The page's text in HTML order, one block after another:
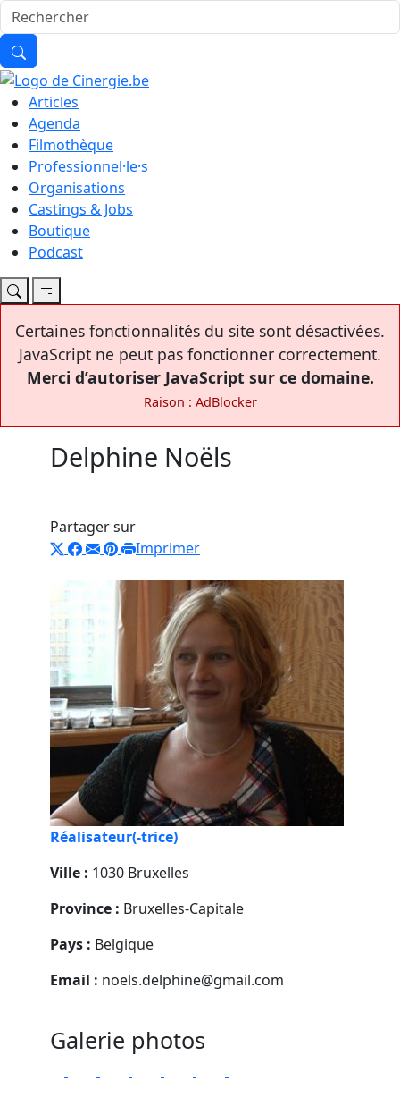
Articles
Agenda
Filmothèque
Professionnel·le·s
Organisations
Castings & Jobs
Boutique
Podcast
Certaines fonctionnalités du site sont désactivées.
JavaScript ne peut pas fonctionner correctement.
Merci d’autoriser JavaScript sur ce domaine.
Raison : AdBlocker
Delphine Noëls
Partager sur
Imprimer
Réalisateur(-trice)
Ville : 1030 Bruxelles
Province : Bruxelles-Capitale
Pays : Belgique
Email : noels.delphine@gmail.com
Galerie photos